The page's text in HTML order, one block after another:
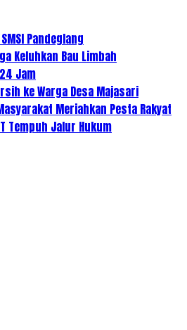
Pandeglang
Keluhkan Bau Limbah
Jam
ke Warga Desa Majasari
Meriahkan Pesta Rakyat
Tempuh Jalur Hukum